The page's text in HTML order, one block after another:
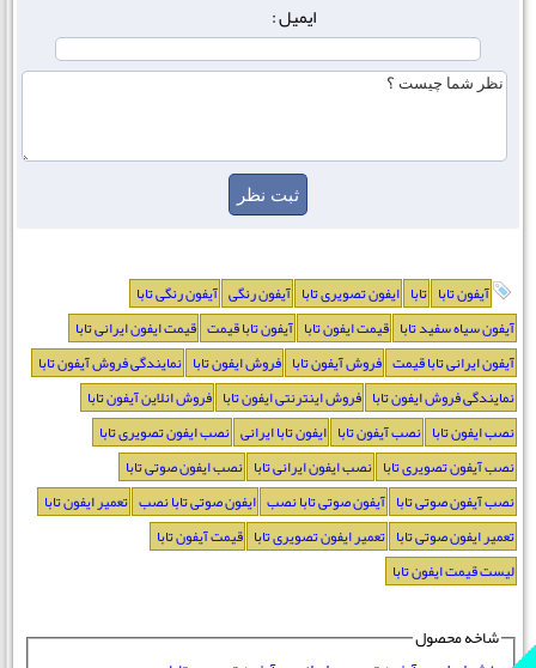
ایمیل :
آیفون تابا تابا ایفون تصویری تابا آیفون رنگی آیفون رنگی تابا
آیفون سیاه سفید تابا قیمت ایفون تابا آیفون تابا قیمت قیمت ایفون ایرانی تابا
آیفون ایرانی تابا قیمت فروش آیفون تابا فروش ایفون تابا نمایندگی فروش آیفون تابا
نمایندگی فروش ایفون تابا فروش اینترنتی ایفون تابا فروش انلاین آیفون تابا
نصب ایفون تابا نصب آیفون تابا ایفون تابا ایرانی نصب ایفون تصویری تابا
نصب آیفون تصویری تابا نصب ایفون ایرانی تابا نصب ایفون صوتی تابا
نصب آیفون صوتی تابا آیفون صوتی تابا نصب ایفون صوتی تابا نصب تعمیر ایفون تابا
تعمیر ایفون صوتی تابا تعمیر ایفون تصویری تابا قیمت آیفون تابا
لیست قیمت ایفون تابا
شاخه محصول